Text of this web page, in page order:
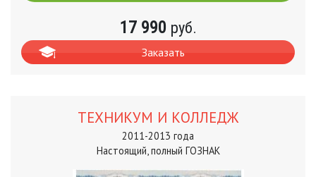
17 990 руб.
Заказать
ТЕХНИКУМ И КОЛЛЕДЖ
2011-2013 года
Настоящий, полный ГОЗНАК